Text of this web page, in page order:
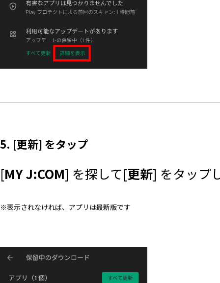
5. [更新] をタップ
[MY J:COM] を探して[更新] をタップ
※表示されなければ、アプリは最新版です